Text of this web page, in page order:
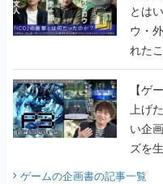
とは
ウ・
れた
画書】
【ゲ
上げ
い企
ズを
ゲームの企画書の記事一覧